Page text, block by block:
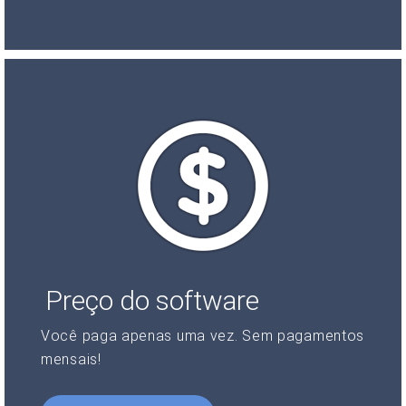
Preço do software
Você paga apenas uma vez. Sem pagamentos
mensais!